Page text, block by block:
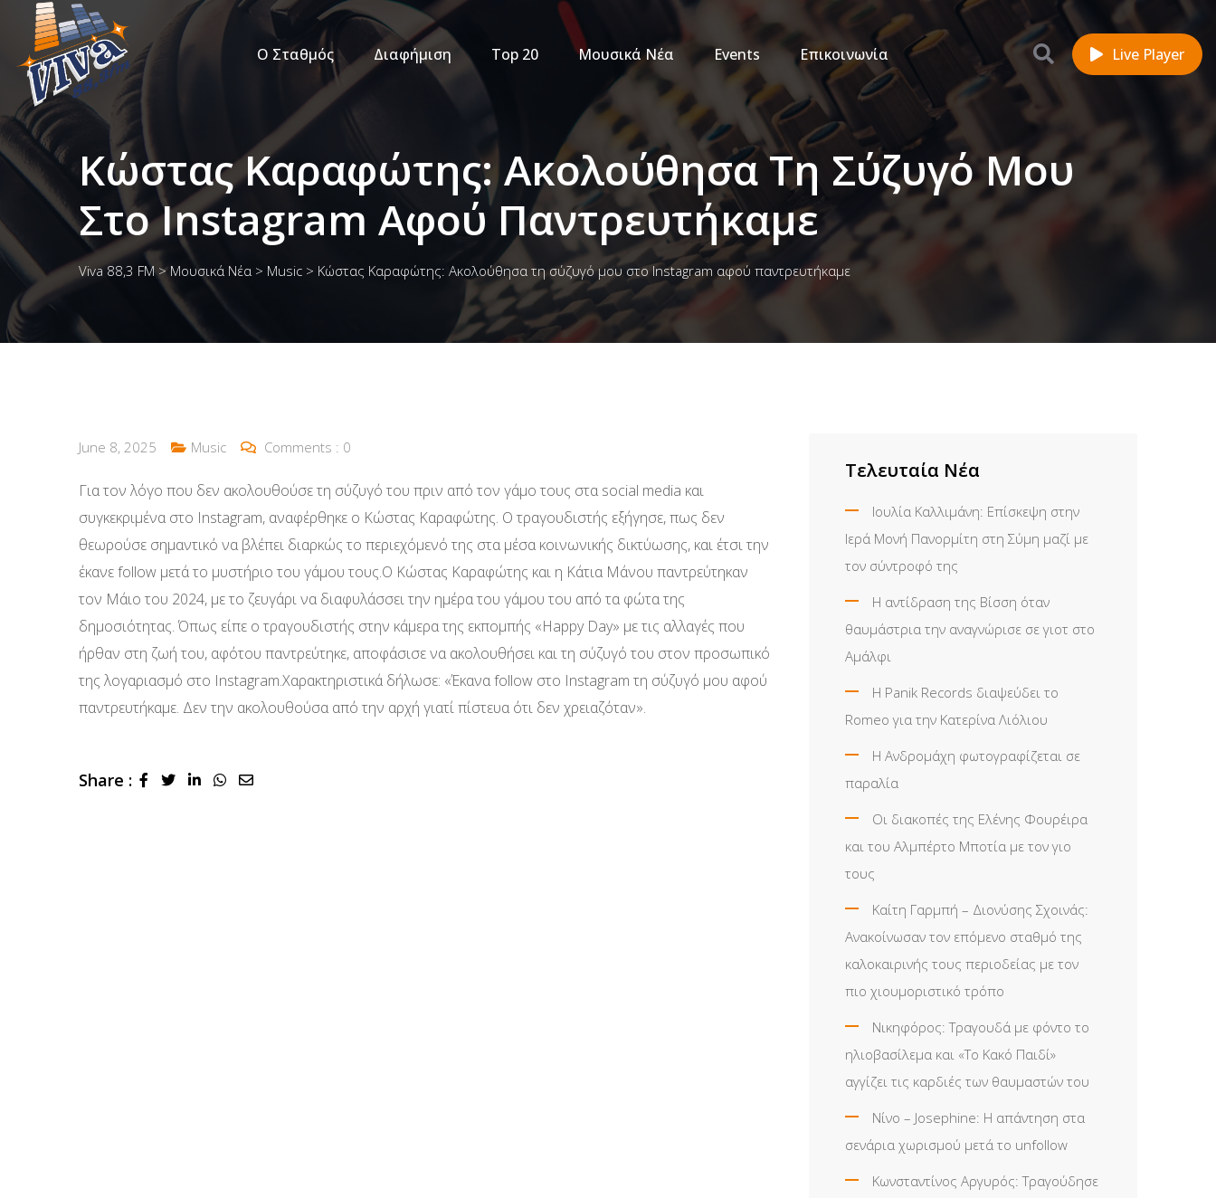
Ο Σταθμός Διαφήμιση Top 20 Μουσικά Νέα Events Επικοινωνία Live Player
Κώστας Καραφώτης: Ακολούθησα Τη Σύζυγό Μου
Στο Instagram Αφού Παντρευτήκαμε
Viva 88,3 FM> Μουσικά Νέα > Music > Κώστας Καραφώτης: Ακολούθησα τη σύζυγό μου στο Instagram αφού παντρευτήκαμε
June 8, 2025 Music Comments : 0
Για τον λόγο που δεν ακολουθούσε τη σύζυγό του πριν από τον γάμο τους στα social media και
συγκεκριμένα στο Instagram, αναφέρθηκε ο Κώστας Καραφώτης. Ο τραγουδιστής εξήγησε, πως δεν
θεωρούσε σημαντικό να βλέπει διαρκώς το περιεχόμενό της στα μέσα κοινωνικής δικτύωσης, και έτσι την
έκανε follow μετά το μυστήριο του γάμου τους.Ο Κώστας Καραφώτης και η Κάτια Μάνου παντρεύτηκαν
τον Μάιο του 2024, με το ζευγάρι να διαφυλάσσει την ημέρα του γάμου του από τα φώτα της
δημοσιότητας. Όπως είπε ο τραγουδιστής στην κάμερα της εκπομπής «Happy Day» με τις αλλαγές που
ήρθαν στη ζωή του, αφότου παντρεύτηκε, αποφάσισε να ακολουθήσει και τη σύζυγό του στον προσωπικό
της λογαριασμό στο Instagram.Χαρακτηριστικά δήλωσε: «Έκανα follow στο Instagram τη σύζυγό μου αφού
παντρευτήκαμε. Δεν την ακολουθούσα από την αρχή γιατί πίστευα ότι δεν χρειαζόταν».
Share : LinkedInWhatsapp
Share
Τελευταία Νέα
Ιουλία Καλλιμάνη: Επίσκεψη στην
Ιερά Μονή Πανορμίτη στη Σύμη μαζί με
τον σύντροφό της
Η αντίδραση της Βίσση όταν
θαυμάστρια την αναγνώρισε σε γιοτ στο
Αμάλφι
Η Panik Records διαψεύδει το
Romeo για την Κατερίνα Λιόλιου
Η Ανδρομάχη φωτογραφίζεται σε
παραλία
Οι διακοπές της Ελένης Φουρέιρα
και του Αλμπέρτο Μποτία με τον γιο
τους
Καίτη Γαρμπή – Διονύσης Σχοινάς:
Ανακοίνωσαν τον επόμενο σταθμό της
καλοκαιρινής τους περιοδείας με τον
πιο χιουμοριστικό τρόπο
Νικηφόρος: Τραγουδά με φόντο το
ηλιοβασίλεμα και «Το Κακό Παιδί»
αγγίζει τις καρδιές των θαυμαστών του
Νίνο – Josephine: Η απάντηση στα
σενάρια χωρισμού μετά το unfollow
Κωνσταντίνος Αργυρός: Τραγούδησε